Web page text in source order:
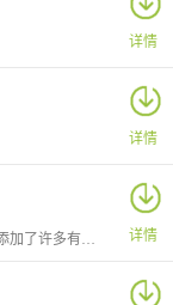
详情
详情
生存战争2.4联机版是全新的版本，在这里添加了许多有趣的新玩法，例如增加季节、添加了社区内容搜索、加入了杨树、杨木、杨树叶和树苗、比 2.3 中生成的鱼更多等等
详情